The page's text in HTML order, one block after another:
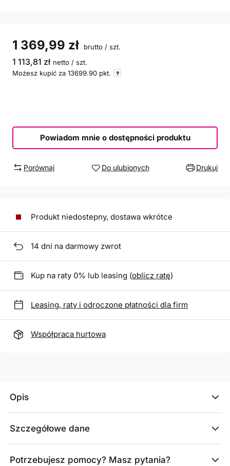
1 369,99 zł brutto / szt.
1 113,81 zł netto / szt.
Możesz kupić za 13699.90 pkt.
Powiadom mnie o dostępności produktu
Porównaj Do ulubionych Drukuj
Produkt niedostepny, dostawa wkrótce
14 dni na darmowy zwrot
Kup na raty 0% lub leasing (oblicz ratę)
Leasing, raty i odroczone płatności dla firm
Współpraca hurtowa
Opis
Szczegółowe dane
Potrzebujesz pomocy? Masz pytania?